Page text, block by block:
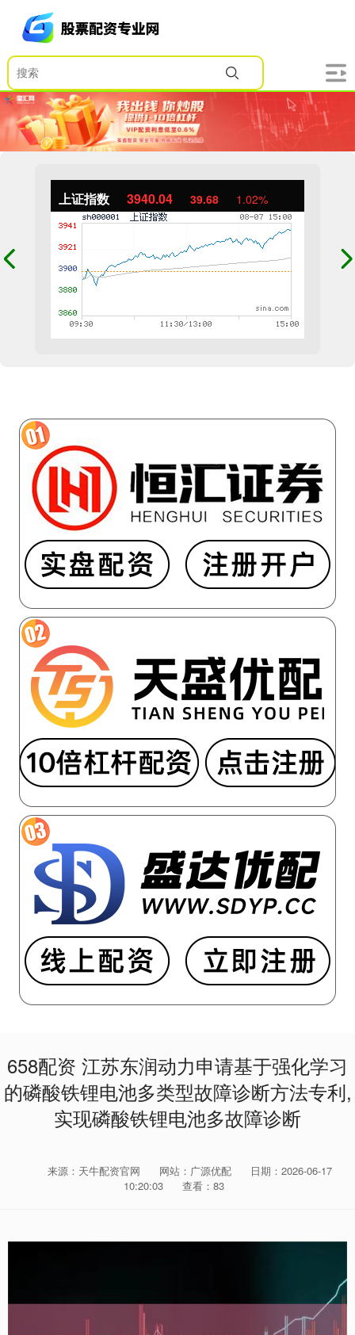
上证指数 3940.04 39.68 1.02%
658配资 江苏东润动力申请基于强化学习
的磷酸铁锂电池多类型故障诊断方法专利,
实现磷酸铁锂电池多故障诊断
来源：天牛配资官网 网站：广源优配
日期：2026-06-17
10:20:03
查看：83